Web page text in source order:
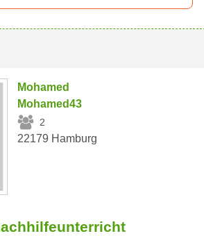
Mohamed
Mohamed43
2
22179 Hamburg